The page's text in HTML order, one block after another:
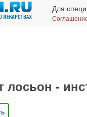
Для
лосьон -